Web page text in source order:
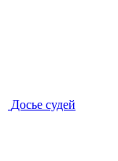
Досье судей